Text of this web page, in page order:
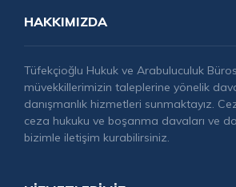
HAKKIMIZDA
Tüfekçioğlu Hukuk ve Arabuluculuk
müvekkillerimizin taleplerine yönelik
danışmanlık hizmetleri sunmaktayız.
ceza hukuku ve boşanma davaları ve
bizimle iletişim kurabilirsiniz.